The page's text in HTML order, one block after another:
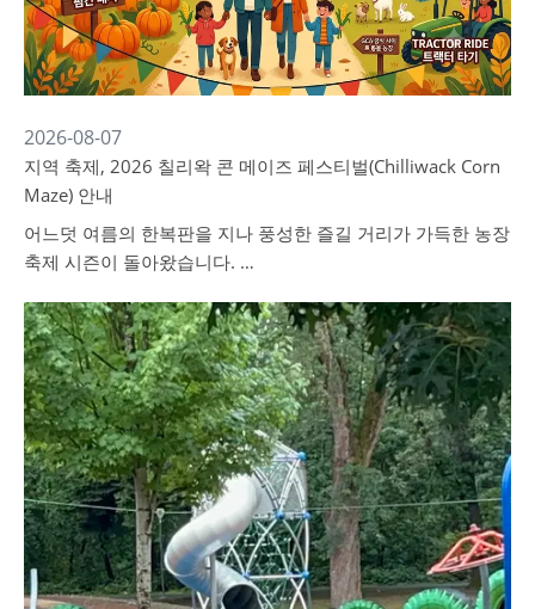
2026-08-07
지역 축제, 2026 칠리왁 콘 메이즈 페스티벌(Chilliwack Corn
Maze) 안내
어느덧 여름의 한복판을 지나 풍성한 즐길 거리가 가득한 농장
축제 시즌이 돌아왔습니다. …